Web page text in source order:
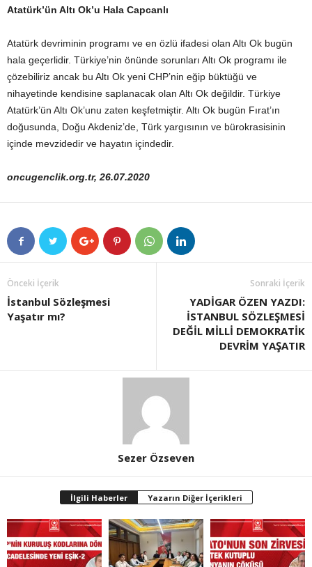
Atatürk’ün Altı Ok’u Hala Capcanlı
Atatürk devriminin programı ve en özlü ifadesi olan Altı Ok bugün
hala geçerlidir. Türkiye’nin önünde sorunları Altı Ok programı ile
çözebiliriz ancak bu Altı Ok yeni CHP’nin eğip büktüğü ve
nihayetinde kendisine saplanacak olan Altı Ok değildir. Türkiye
Atatürk’ün Altı Ok’unu zaten keşfetmiştir. Altı Ok bugün Fırat’ın
doğusunda, Doğu Akdeniz’de, Türk yargısının ve bürokrasisinin
içinde mevzidedir ve hayatın içindedir.
oncugenclik.org.tr, 26.07.2020
Önceki İçerik
İstanbul Sözleşmesi
Yaşatır mı?
Sonraki İçerik
YADİGAR ÖZEN YAZDI:
İSTANBUL SÖZLEŞMESİ
DEĞİL MİLLİ DEMOKRATİK
DEVRİM YAŞATIR
Sezer Özseven
İlgili Haberler Yazarın Diğer İçerikleri